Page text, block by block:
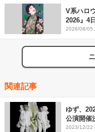
V系ハロ
2026』4
組を発表
2026/08/05
関連記事
ゆず、
公演開催
インツア
2023/12/22